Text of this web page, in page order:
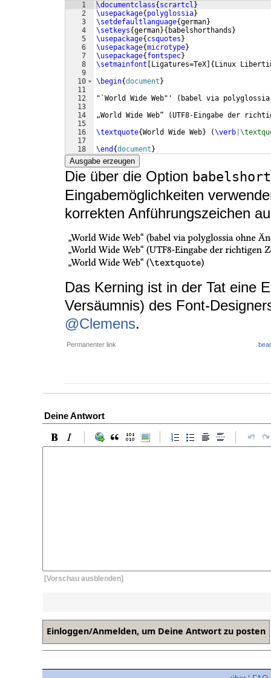
1
2
3
4
5
6
7
8
9
10
11
12
13
14
15
16
17
18
\documentclass{ scrartcl }
\usepackage{ polyglossia}
\setdefaultlanguage{german}
\setkeys{german}{ babelshorthands }
\usepackage{ csquotes }
\usepackage{microtype}
\usepackage{ fontspec}
\setmainfont
Ligatures=TeX { Linux
\begin{document }
"`World Wide Web"'
( babel via polyglossia
„World Wide Web“
(UTF8-Eingabe der
\textquote{World Wide Web} (\verb
\end {document }
Ausgabe erzeugen
Die über die Option
Eingabemöglichkeiten
korrekten Anführungszeichen
Das Kerning ist in der Tat eine
Versäumnis) des Font-
@Clemens.
Permanenter link
Deine Antwort
[Vorschau ausblenden]